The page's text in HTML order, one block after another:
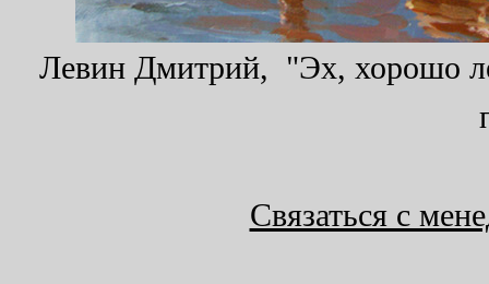
Левин Дмитрий, "Эх, хорошо
Связаться с